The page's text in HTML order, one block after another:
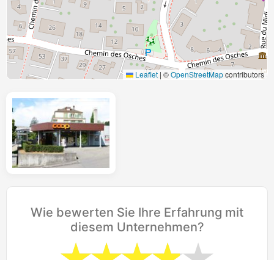
Leaflet | ©OpenStreetMapcontributors
Wie bewerten Sie Ihre Erfahrung mit
diesem Unternehmen?